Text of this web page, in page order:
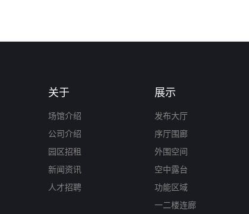
关于
场馆介绍
公司介绍
园区招租
新闻资讯
人才招聘
展示
发布大厅
序厅围廊
外围空间
空中露台
功能区域
一二楼连廊